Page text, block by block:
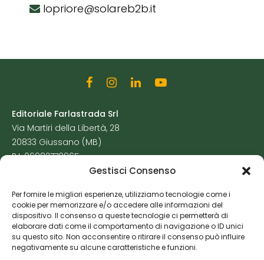
Gestisci Consenso
Per fornire le migliori esperienze, utilizziamo tecnologie come i
cookie per memorizzare e/o accedere alle informazioni del
dispositivo. Il consenso a queste tecnologie ci permetterà di
elaborare dati come il comportamento di navigazione o ID unici
su questo sito. Non acconsentire o ritirare il consenso può influire
negativamente su alcune caratteristiche e funzioni.
lopriore@solareb2b.it
Editoriale Farlastrada Srl
Via Martiri della Libertà, 28
20833 Giussano (MB)
P.I. 06982770965
Cookie Policy
Risorse Aggiuntive